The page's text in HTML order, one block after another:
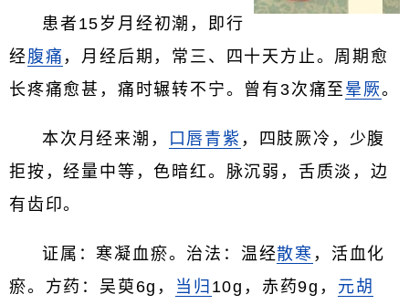
患者15岁月经初潮，即行
经腹痛 ，月经后期，常三、四十天方止。周期愈
长疼痛愈甚，痛时辗转不宁。曾有3次痛至 晕厥。
本次月经来潮， 口唇青紫 ，四肢厥冷，少腹
拒按，经量中等，色暗红。脉沉弱，舌质淡，边
有齿印。
证属：寒凝血瘀。治法：温经散寒 ，活血化
瘀。方药：吴萸6g， 当归 10g，赤药9g， 元胡